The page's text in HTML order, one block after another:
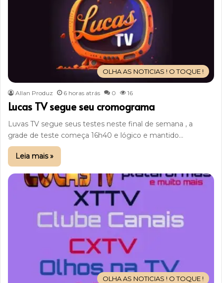
OLHA AS NOTICIAS ! O TOQUE !
Allan Produz 6 horas atrás 0 16
Lucas TV segue seu cromograma
Luvas TV segue seus testes neste final de semana , a
grade de teste começa 16h40 e lógico e mantido…
Leia mais »
OLHA AS NOTICIAS ! O TOQUE !